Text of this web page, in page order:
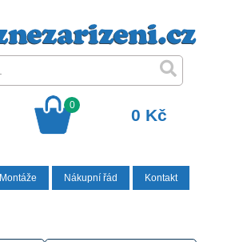
0
0 Kč
Montáže Nákupní řád Kontakt